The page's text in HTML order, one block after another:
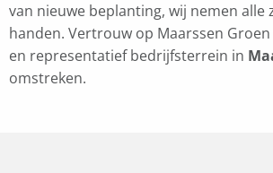
van nieuwe beplanting, wij nemen alle
handen. Vertrouw op Maarssen
en representatief bedrijfsterrein in
omstreken.